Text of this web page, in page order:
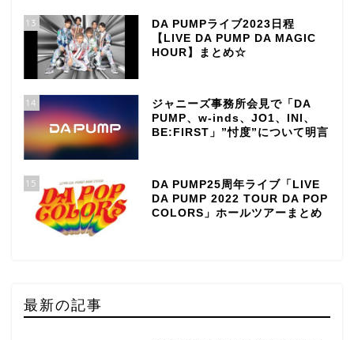
13
DA PUMPライブ2023日程
【LIVE DA PUMP DA MAGIC
HOUR】まとめ☆
14
ジャニーズ事務所会見で「DA
PUMP、w-inds、JO1、INI、
BE:FIRST」”忖度”について明言
15
DA PUMP25周年ライブ「LIVE
DA PUMP 2022 TOUR DA POP
COLORS」ホールツアーまとめ
最新の記事